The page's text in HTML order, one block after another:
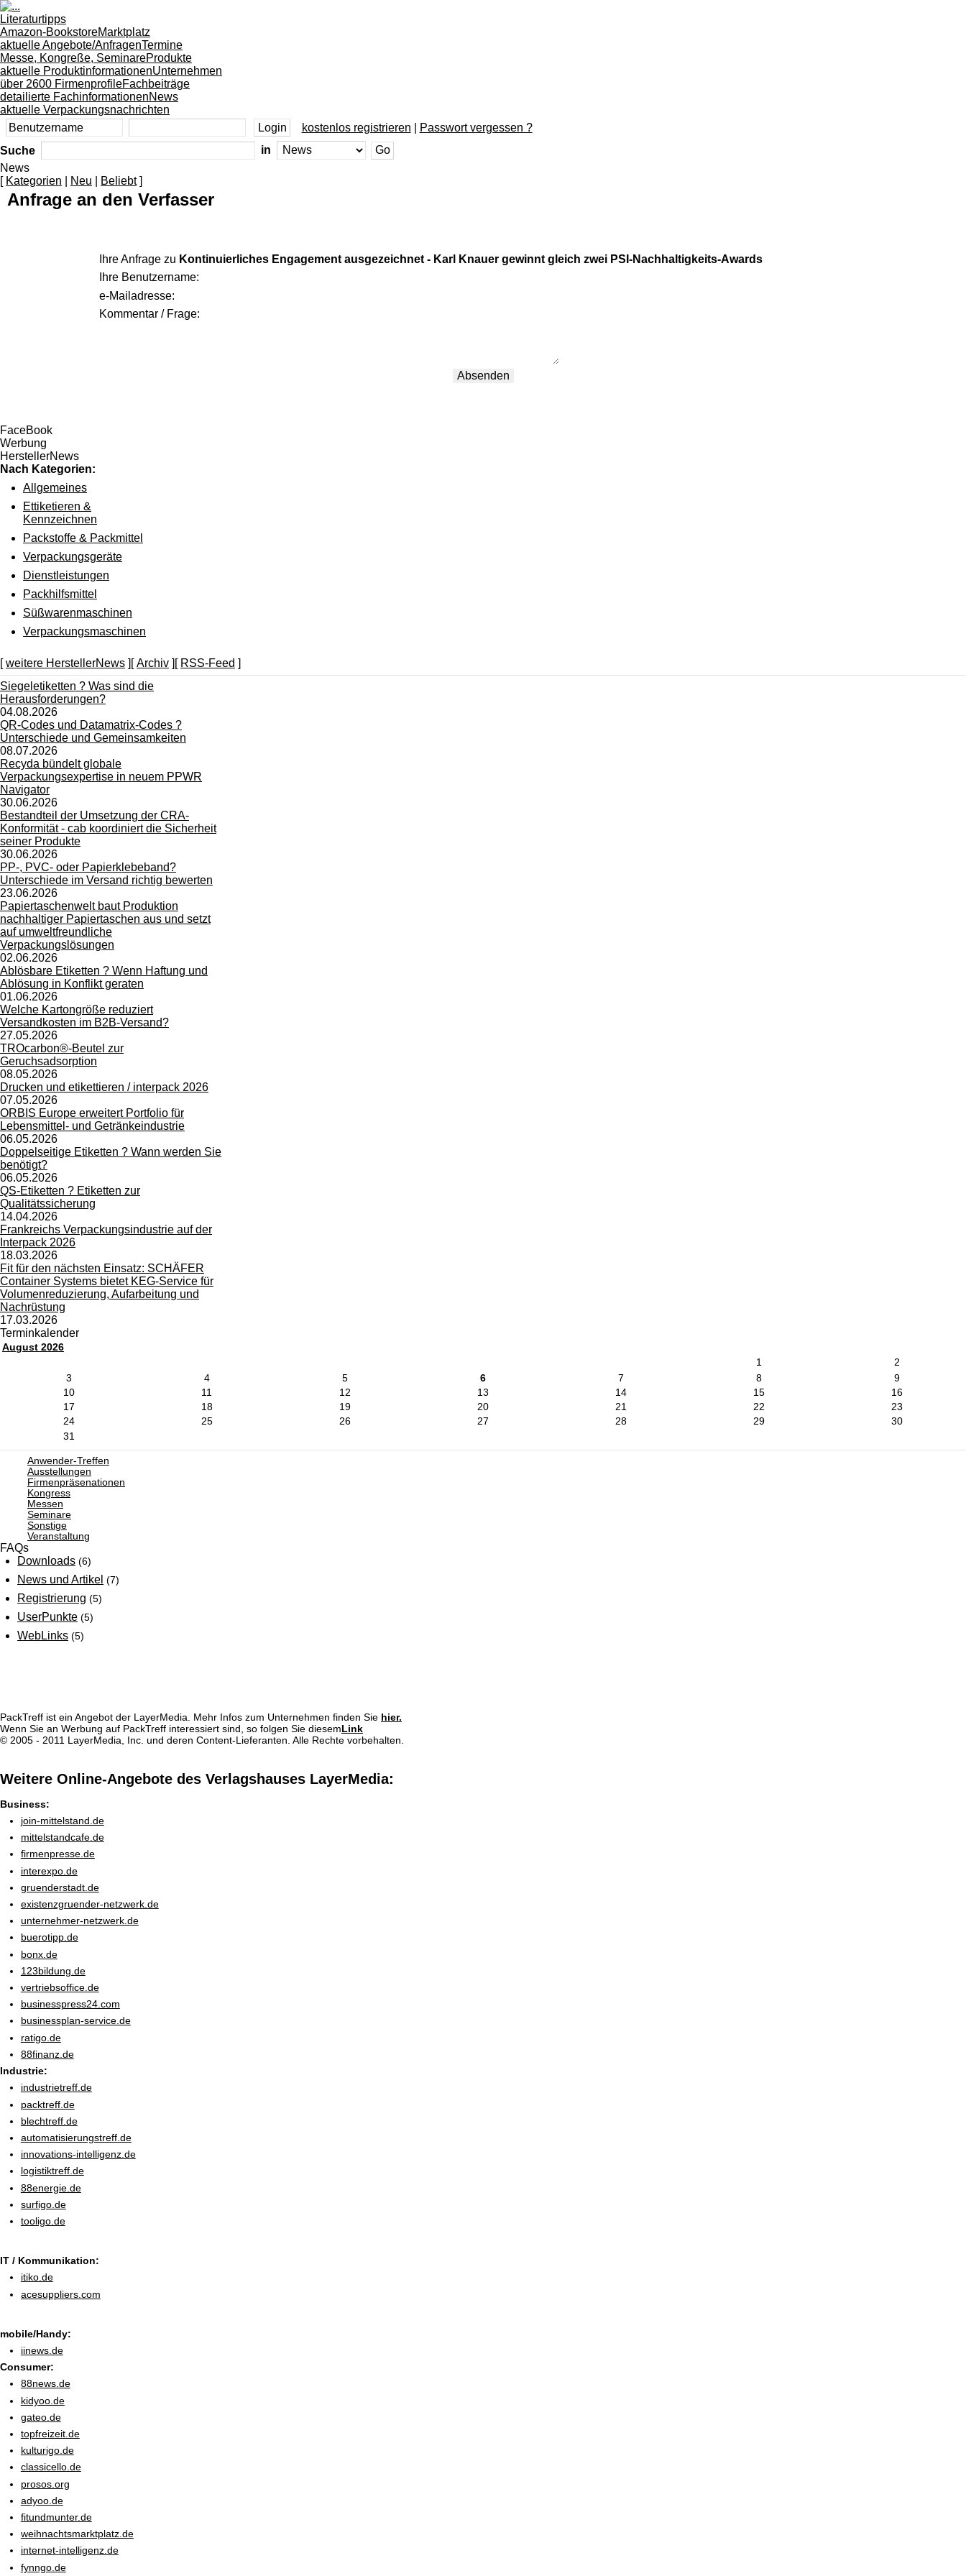
Literaturtipps
Amazon-BookstoreMarktplatz
aktuelle Angebote/AnfragenTermine
Messe, Kongreße, SeminareProdukte
aktuelle ProduktinformationenUnternehmen
über 2600 FirmenprofileFachbeiträge
detailierte FachinformationenNews
aktuelle Verpackungsnachrichten
kostenlos registrieren
Passwort vergessen ?
Suche
in
News
[ Kategorien Neu Beliebt]
Anfrage an den Verfasser
Ihre Anfrage zu Kontinuierliches Engagement ausgezeichnet - Karl Knauer gewinnt gleich zwei PSI-Nachhaltigkeits-Awards
Ihre Benutzername:
e-Mailadresse:
Kommentar / Frage:
FaceBook
Werbung
HerstellerNews
Nach Kategorien:
Allgemeines
Ettiketieren &
Kennzeichnen
Packstoffe & Packmittel
Verpackungsgeräte
Dienstleistungen
Packhilfsmittel
Süßwarenmaschinen
Verpackungsmaschinen
[weitere HerstellerNews ][Archiv ][ RSS-Feed ]
Siegeletiketten ? Was sind die
Herausforderungen?
04.08.2026
QR-Codes und Datamatrix-Codes ?
Unterschiede und Gemeinsamkeiten
08.07.2026
Recyda bündelt globale
Verpackungsexpertise in neuem PPWR
Navigator
30.06.2026
Bestandteil der Umsetzung der CRA-
Konformität - cab koordiniert die Sicherheit
seiner Produkte
30.06.2026
PP-, PVC- oder Papierklebeband?
Unterschiede im Versand richtig bewerten
23.06.2026
Papiertaschenwelt baut Produktion
nachhaltiger Papiertaschen aus und setzt
auf umweltfreundliche
Verpackungslösungen
02.06.2026
Ablösbare Etiketten ? Wenn Haftung und
Ablösung in Konflikt geraten
01.06.2026
Welche Kartongröße reduziert
Versandkosten im B2B-Versand?
27.05.2026
TROcarbon®-Beutel zur
Geruchsadsorption
08.05.2026
Drucken und etikettieren / interpack 2026
07.05.2026
ORBIS Europe erweitert Portfolio für
Lebensmittel- und Getränkeindustrie
06.05.2026
Doppelseitige Etiketten ? Wann werden Sie
benötigt?
06.05.2026
QS-Etiketten ? Etiketten zur
Qualitätssicherung
14.04.2026
Frankreichs Verpackungsindustrie auf der
Interpack 2026
18.03.2026
Fit für den nächsten Einsatz: SCHÄFER
Container Systems bietet KEG-Service für
Volumenreduzierung, Aufarbeitung und
Nachrüstung
17.03.2026
Terminkalender
August 2026
1
2
3
4 5 6 7 8
9
10
11 12 13 14 15
16
17
18 19 20 21 22
23
24
25 26 27 28 29
30
31
Anwender-Treffen
Ausstellungen
Firmenpräsenationen
Kongress
Messen
Seminare
Sonstige
Veranstaltung
FAQs
Downloads (6)
News und Artikel (7)
Registrierung (5)
UserPunkte (5)
WebLinks (5)
PackTreff ist ein Angebot der LayerMedia. Mehr Infos zum Unternehmen finden Sie hier.
Wenn Sie an Werbung auf PackTreff interessiert sind, so folgen Sie diesemLink
© 2005 - 2011 LayerMedia, Inc. und deren Content-Lieferanten. Alle Rechte vorbehalten.
Weitere Online-Angebote des Verlagshauses LayerMedia:
Business:
join-mittelstand.de
mittelstandcafe.de
firmenpresse.de
interexpo.de
gruenderstadt.de
existenzgruender-netzwerk.de
unternehmer-netzwerk.de
buerotipp.de
bonx.de
123bildung.de
vertriebsoffice.de
businesspress24.com
businessplan-service.de
ratigo.de
88finanz.de
Industrie:
industrietreff.de
packtreff.de
blechtreff.de
automatisierungstreff.de
innovations-intelligenz.de
logistiktreff.de
88energie.de
surfigo.de
tooligo.de
IT / Kommunikation:
itiko.de
acesuppliers.com
mobile/Handy:
iinews.de
Consumer:
88news.de
kidyoo.de
gateo.de
topfreizeit.de
kulturigo.de
classicello.de
prosos.org
adyoo.de
fitundmunter.de
weihnachtsmarktplatz.de
internet-intelligenz.de
fynngo.de